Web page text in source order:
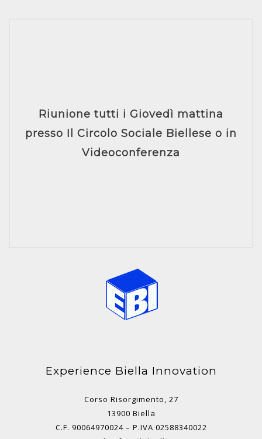
Riunione tutti i Giovedì mattina
presso Il Circolo Sociale Biellese o in
Videoconferenza
Experience Biella Innovation
Corso Risorgimento, 27
13900 Biella
C.F. 90064970024 – P.IVA 02588340022